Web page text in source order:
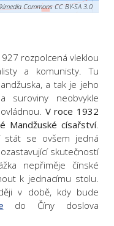
Commons CC BY-SA 3.0
rozpolcená vleklou
a komunisty. Tu
a tak je jeho
suroviny neobvykle
V roce 1932
Mandžuské císařství.
stát se ovšem jedná
skutečností
nepřiměje čínské
k jednacímu stolu.
v době, kdy bude
do Číny doslova